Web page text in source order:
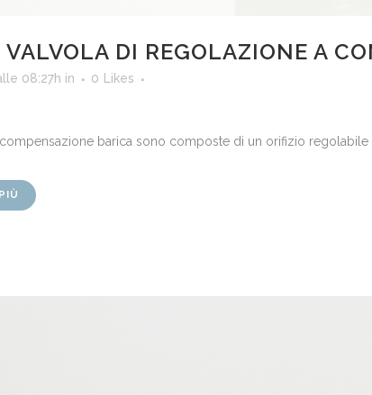
VALVOLA DI REGOLAZIONE A
08:27h in 0
Likes
compensazione barica sono composte di un orifizio